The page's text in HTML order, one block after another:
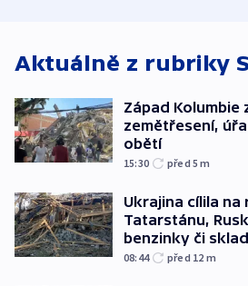
Aktuálně z rubriky
Západ Kolumbie
zemětřesení,
obětí
15:30 před 5m
Ukrajina cílila na
Tatarstánu,
benzinky či
08:44 před 12 m